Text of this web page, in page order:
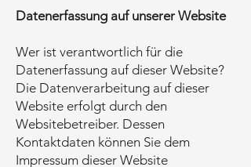
Datenerfassung auf unserer Website
Wer ist verantwortlich für die
Datenerfassung auf dieser Website?
Die Datenverarbeitung auf dieser
Website erfolgt durch den
Websitebetreiber. Dessen
Kontaktdaten können Sie dem
Impressum dieser Website